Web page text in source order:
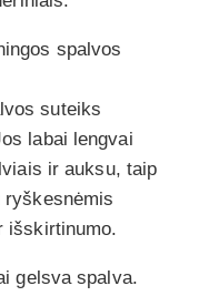
spalvos
suteiks
labai lengvai
ir auksu, taip
ryškesnėmis
išskirtinumo.
gelsva spalva.